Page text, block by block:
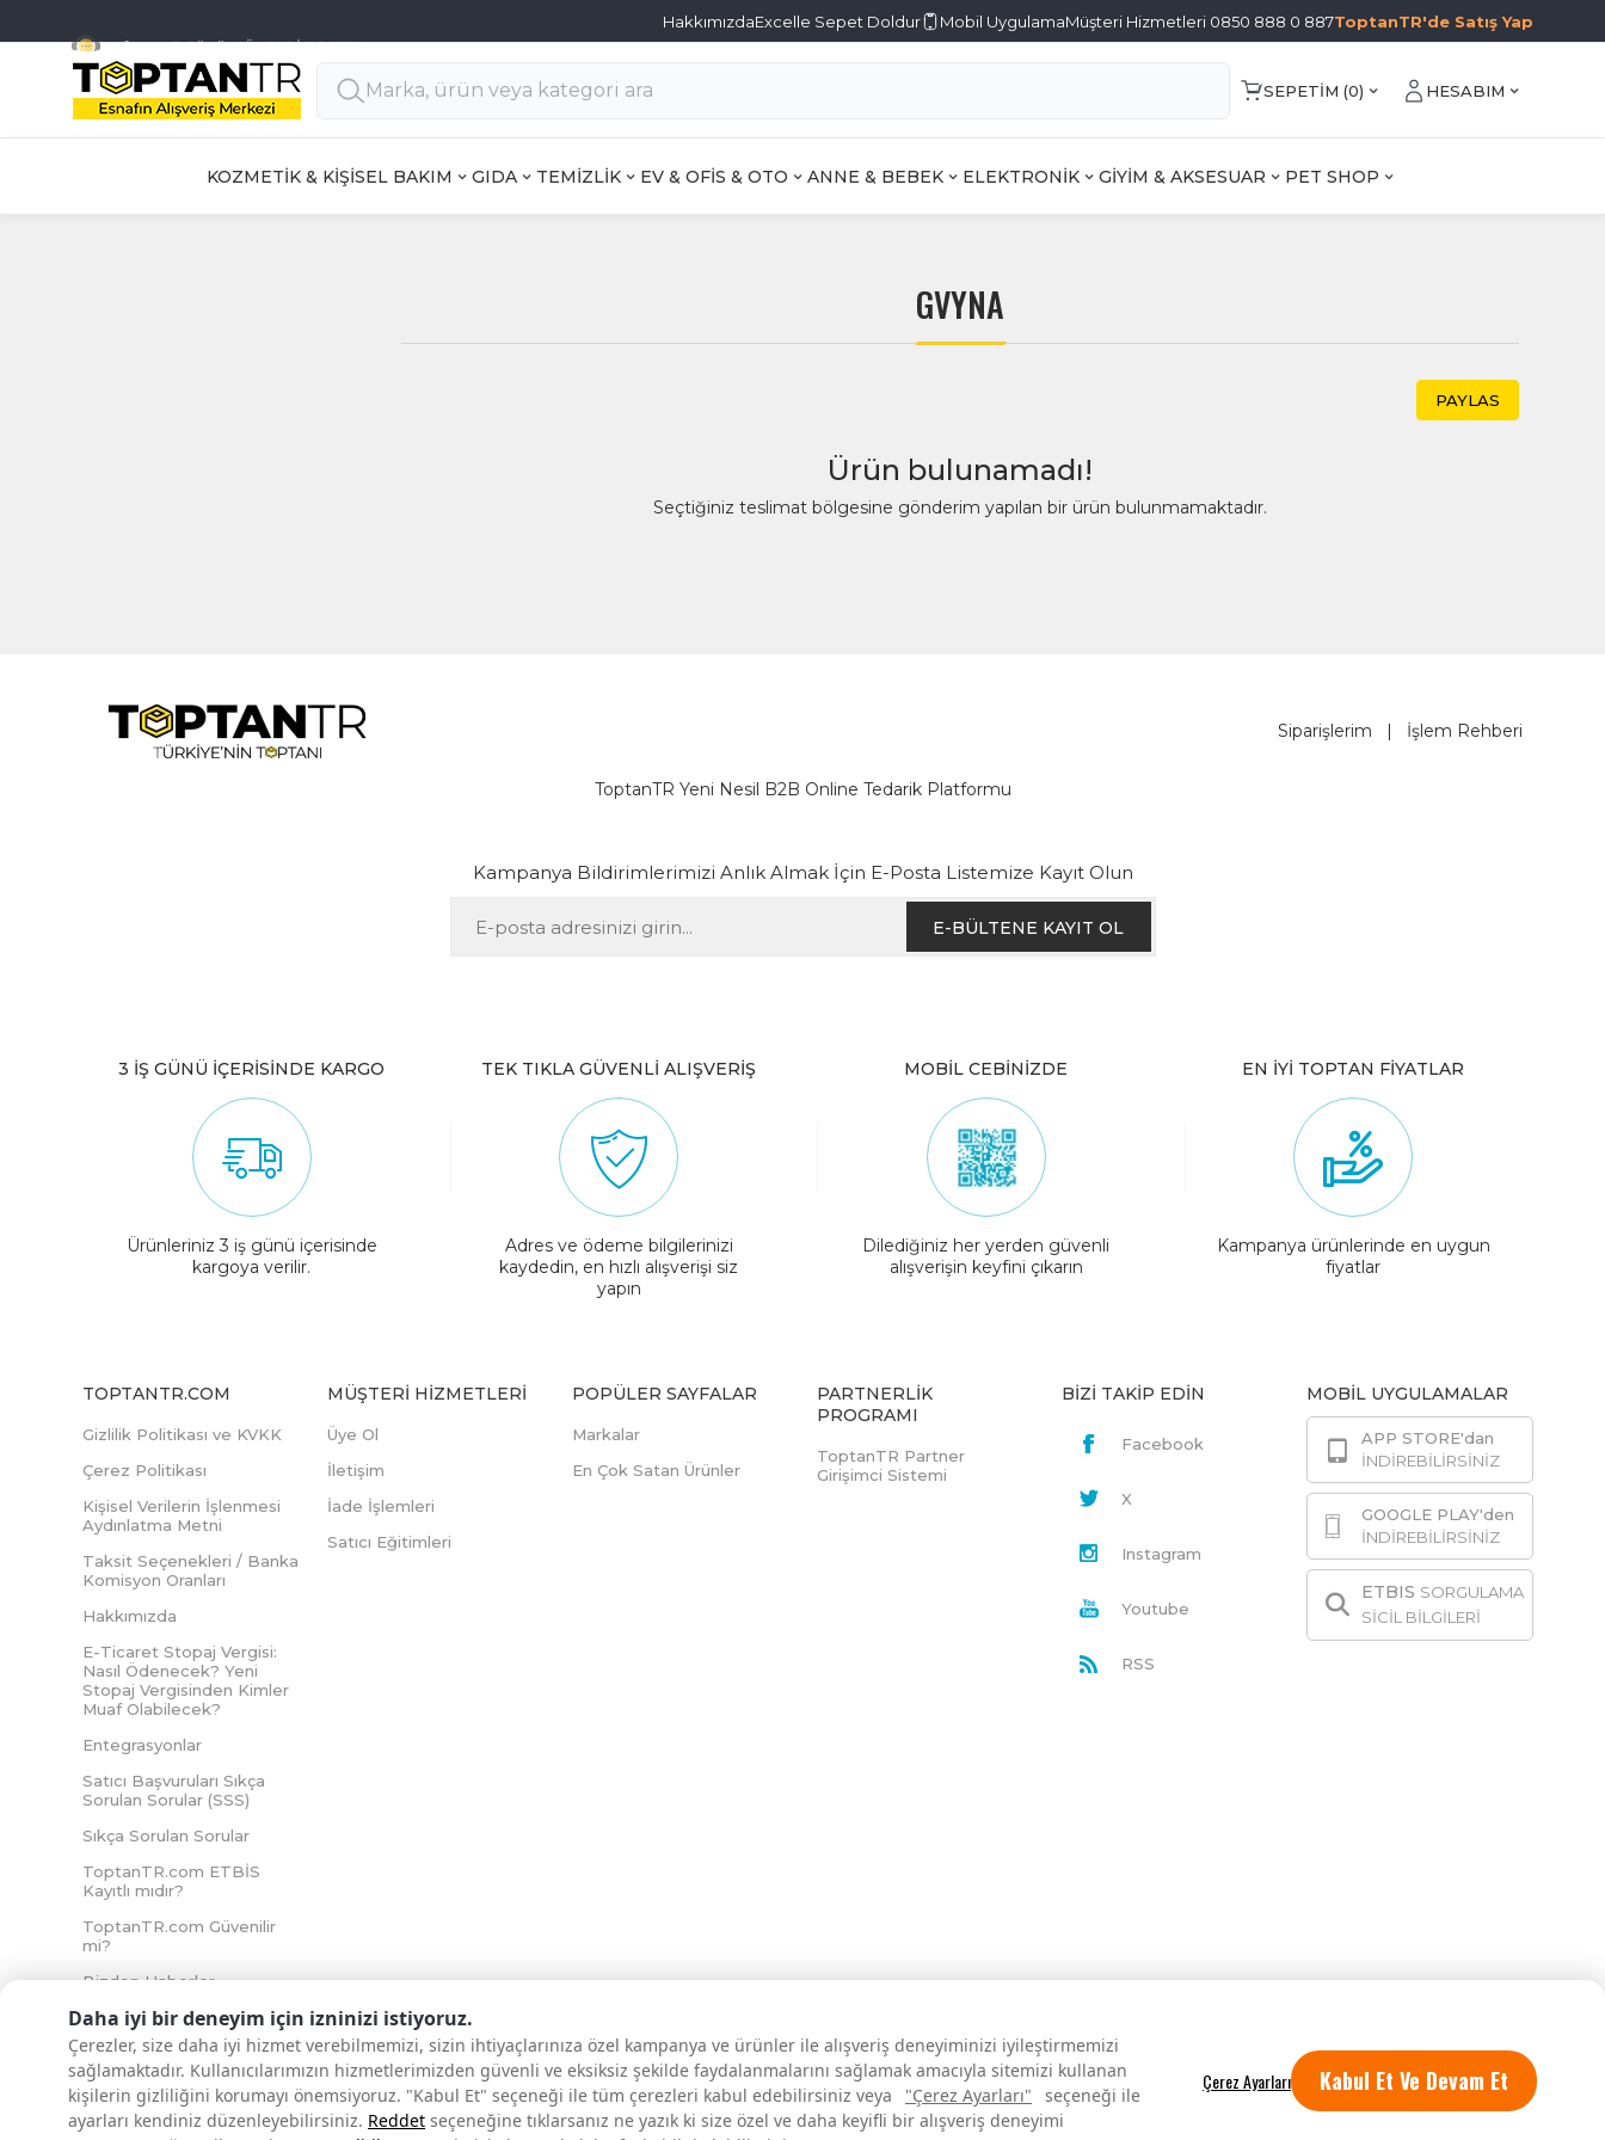
Daha iyi bir deneyim için izninizi istiyoruz.
Çerezler, size daha iyi hizmet verebilmemizi, sizin ihtiyaçlarınıza özel kampanya ve ürünler ile alışveriş deneyiminizi iyileştirmemizi
sağlamaktadır. Kullanıcılarımızın hizmetlerimizden güvenli ve eksiksiz şekilde faydalanmalarını sağlamak amacıyla sitemizi kullanan
kişilerin gizliliğini korumayı önemsiyoruz. "Kabul Et" seçeneği ile tüm çerezleri kabul edebilirsiniz veya
"Çerez Ayarları"
seçeneği ile
ayarları kendiniz düzenleyebilirsiniz. Reddet seçeneğine tıklarsanız ne yazık ki size özel ve daha keyifli bir alışveriş deneyimi
Kabul Et Ve Devam Et
HakkımızdaExcelle Sepet Doldur Mobil UygulamaMüşteri Hizmetleri 0850 888 0 887ToptanTR'de Satış Yap
SEPETIM (0) HESABIM
KOZMETİK & KİŞİSEL BAKIM GIDA TEMİZLİK EV & OFİS & OTO ANNE & BEBEK ELEKTRONİK GİYİM & AKSESUAR PET SHOP
GVYNA
PAYLAS
Ürün bulunamadı!
Seçtiğiniz teslimat bölgesine gönderim yapılan bir ürün bulunmamaktadır.
Siparişlerim | İşlem Rehberi
ToptanTR Yeni Nesil B2B Online Tedarik Platformu
Kampanya Bildirimlerimizi Anlık Almak İçin E-Posta Listemize Kayıt Olun
E-BÜLTENE KAYIT OL
3 İŞ GÜNÜ İÇERİSİNDE KARGO
Ürünleriniz 3 iş günü içerisinde
kargoya verilir.
TEK TIKLA GÜVENLİ ALIŞVERİŞ
Adres ve ödeme bilgilerinizi
kaydedin, en hızlı alışverişi siz
yapın
MOBİL CEBİNİZDE
Dilediğiniz her yerden güvenli
alışverişin keyfini çıkarın
EN İYİ TOPTAN FİYATLAR
Kampanya ürünlerinde en uygun
fiyatlar
TOPTANTR.COM
Gizlilik Politikası ve KVKK
Çerez Politikası
Kişisel Verilerin İşlenmesi
Aydınlatma Metni
Taksit Seçenekleri / Banka
Komisyon Oranları
Hakkımızda
E-Ticaret Stopaj Vergisi:
Nasıl Ödenecek? Yeni
Stopaj Vergisinden Kimler
Muaf Olabilecek?
Entegrasyonlar
Satıcı Başvuruları Sıkça
Sorulan Sorular (SSS)
Sıkça Sorulan Sorular
ToptanTR.com ETBİS
Kayıtlı mıdır?
ToptanTR.com Güvenilir
mi?
Bizden Haberler
MÜŞTERI HIZMETLERI
Üye Ol
İletişim
İade İşlemleri
Satıcı Eğitimleri
POPÜLER SAYFALAR
Markalar
En Çok Satan Ürünler
PARTNERLIK
PROGRAMI
ToptanTR Partner
Girişimci Sistemi
BİZİ TAKİP EDİN
Facebook
X
Instagram
Youtube
RSS
MOBİL UYGULAMALAR
APP STORE'dan
İNDİREBİLİRSİNİZ
GOOGLE PLAY'den
İNDİREBİLİRSİNİZ
ETBIS SORGULAMA
SİCİL BİLGİLERİ
İNTERNETTE GÜVENLİ ALIŞVERİŞ
Tüm hakları saklıdır.